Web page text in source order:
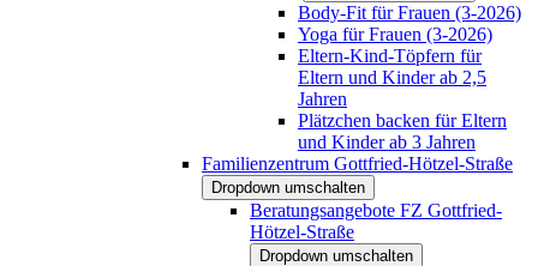
Body-Fit für Frauen (3-2026)
Yoga für Frauen (3-2026)
Eltern-Kind-Töpfern für
Eltern und Kinder ab 2,5
Jahren
Plätzchen backen für Eltern
und Kinder ab 3 Jahren
Familienzentrum Gottfried-Hötzel-Straße
Dropdown umschalten
Beratungsangebote FZ Gottfried-
Hötzel-Straße
Dropdown umschalten